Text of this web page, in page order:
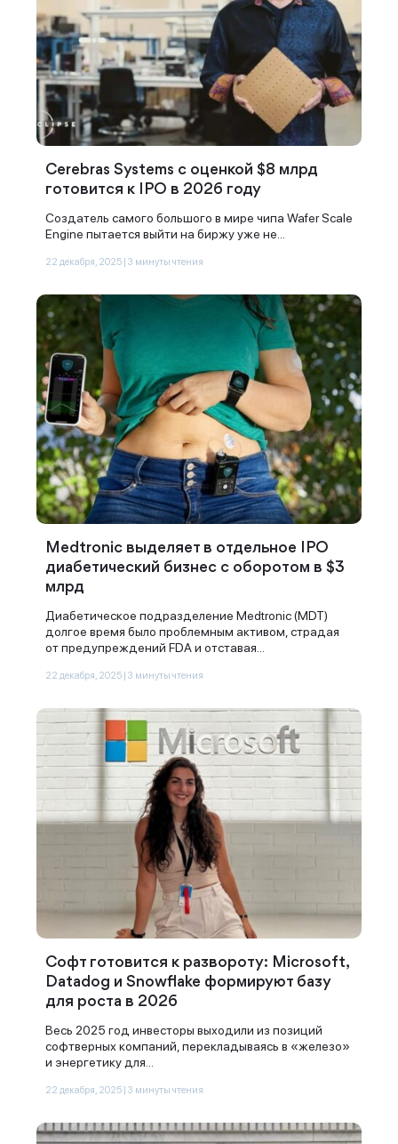
Cerebras Systems с оценкой $8 млрд
готовится к IPO в 2026 году
Создатель самого большого в мире чипа Wafer Scale
Engine пытается выйти на биржу уже не...
22 декабря, 2025 | 3 минуты чтения
Medtronic выделяет в отдельное IPO
диабетический бизнес с оборотом в $3
млрд
Диабетическое подразделение Medtronic (MDT)
долгое время было проблемным активом, страдая
от предупреждений FDA и отставая...
22 декабря, 2025 | 3 минуты чтения
Софт готовится к развороту: Microsoft,
Datadog и Snowflake формируют базу
для роста в 2026
Весь 2025 год инвесторы выходили из позиций
софтверных компаний, перекладываясь в «железо»
и энергетику для...
22 декабря, 2025 | 3 минуты чтения